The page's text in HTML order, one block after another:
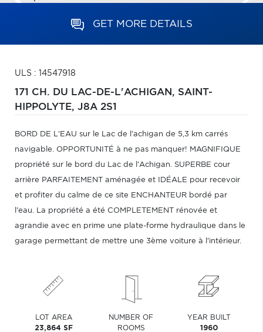
GET MORE DETAILS
ULS : 14547918
171 CH. DU LAC-DE-L'ACHIGAN, SAINT-
HIPPOLYTE, J8A 2S1
BORD DE L'EAU sur le Lac de l'achigan de 5,3 km carrés
navigable. OPPORTUNITÉ à ne pas manquer! MAGNIFIQUE
propriété sur le bord du Lac de l'Achigan. SUPERBE cour
arrière PARFAITEMENT aménagée et IDÉALE pour recevoir
et profiter du calme de ce site ENCHANTEUR bordé par
l'eau. La propriété a été COMPLETEMENT rénovée et
agrandie avec en prime une plate-forme hydraulique dans le
garage permettant de mettre une 3ème voiture à l'intérieur.
LOT AREA
23,864 SF
NUMBER OF
ROOMS
YEAR BUILT
1960